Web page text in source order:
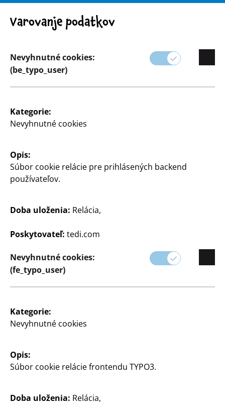
Papierové poháre
objem cca 200 ml, 5 farieb v jednom balení
0,15€/ks
3 €
Zobraziť otváracie hodiny
vašej predajne TEDi
Varovanje podatkov
Nevyhnutné cookies:
(be_typo_user)
Kategorie:
Nevyhnutné cookies
Opis:
Súbor cookie relácie pre prihlásených backend
používateľov.
Doba uloženia: Relácia,
Poskytovateľ: tedi.com
Nevyhnutné cookies:
(fe_typo_user)
Kategorie:
Nevyhnutné cookies
Opis:
Súbor cookie relácie frontendu TYPO3.
Doba uloženia: Relácia,